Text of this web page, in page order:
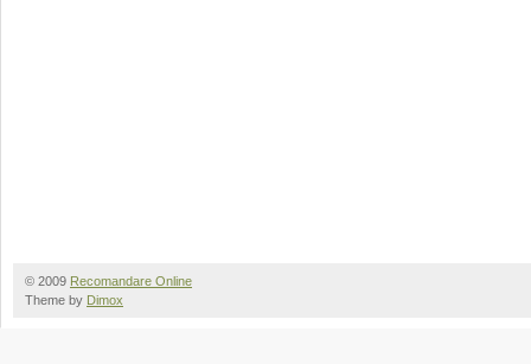
© 2009 Recomandare Online
Theme by Dimox